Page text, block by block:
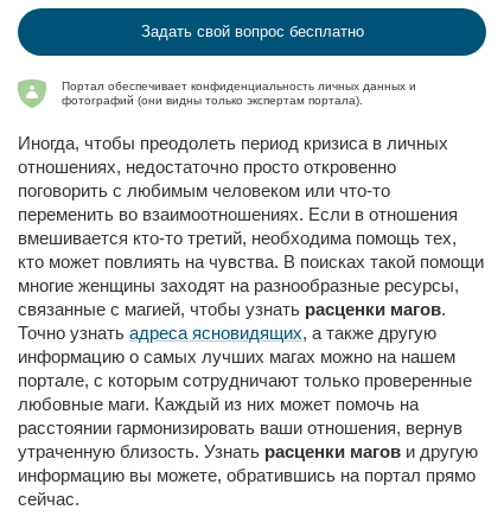
Задать свой вопрос бесплатно
Портал обеспечивает конфиденциальность личных данных и
фотографий (они видны только экспертам портала).
Иногда, чтобы преодолеть период кризиса в личных
отношениях, недостаточно просто откровенно
поговорить с любимым человеком или что-то
переменить во взаимоотношениях. Если в отношения
вмешивается кто-то третий, необходима помощь тех,
кто может повлиять на чувства. В поисках такой помощи
многие женщины заходят на разнообразные ресурсы,
связанные с магией, чтобы узнать расценки магов.
Точно узнать адреса ясновидящих, а также другую
информацию о самых лучших магах можно на нашем
портале, с которым сотрудничают только проверенные
любовные маги. Каждый из них может помочь на
расстоянии гармонизировать ваши отношения, вернув
утраченную близость. Узнать расценки магов и другую
информацию вы можете, обратившись на портал прямо
сейчас.